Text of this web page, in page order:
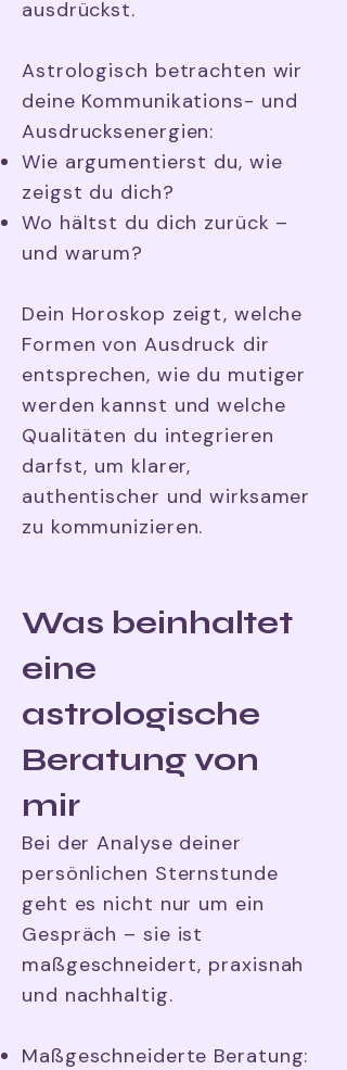
ausdrückst.
Astrologisch betrachten wir
deine Kommunikations- und
Ausdrucksenergien:
Wie argumentierst du, wie
zeigst du dich?
Wo hältst du dich zurück –
und warum?
Dein Horoskop zeigt, welche
Formen von Ausdruck dir
entsprechen, wie du mutiger
werden kannst und welche
Qualitäten du integrieren
darfst, um klarer,
authentischer und wirksamer
zu kommunizieren.
Was beinhaltet
eine
astrologische
Beratung von
mir
Bei der Analyse deiner
persönlichen Sternstunde
geht es nicht nur um ein
Gespräch – sie ist
maßgeschneidert, praxisnah
und nachhaltig.
Maßgeschneiderte Beratung: